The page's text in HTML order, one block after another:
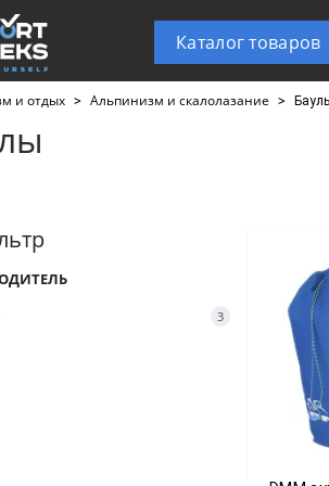
Каталог товаров
и отдых Альпинизм и скалолазание
3